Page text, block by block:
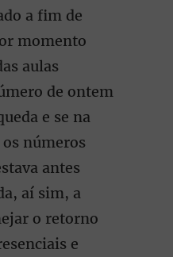
a fim de
momento
aulas
de ontem
e se na
números
antes
aí sim, a
o retorno
e